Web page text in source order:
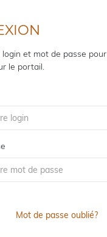
et mot de passe
le portail.
Mot de passe oublié?